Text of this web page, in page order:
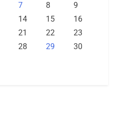
7 8
9
14 15
16
21 22
23
28 29 30